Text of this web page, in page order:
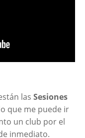
las Sesiones
que me puede ir
un club por el
inmediato.